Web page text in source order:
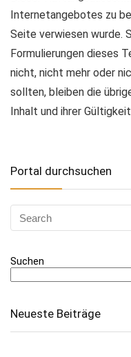
Internetangebotes zu
Seite verwiesen wurde.
Formulierungen dieses
nicht, nicht mehr oder
sollten, bleiben die
Inhalt und ihrer
Portal durchsuchen
Suchen
Neueste Beiträge